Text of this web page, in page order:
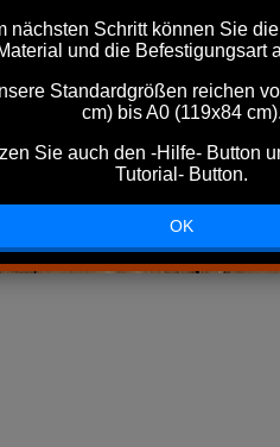
nächsten Schritt können Sie
und die Befestigungsart
Standardgrößen reichen
cm) bis A0 (119x84 cm).
Sie auch den -Hilfe- Button
Tutorial- Button.
OK